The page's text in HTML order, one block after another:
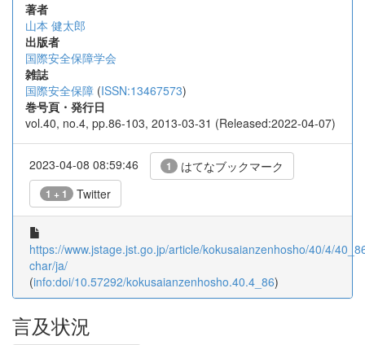
著者
山本 健太郎
出版者
国際安全保障学会
雑誌
国際安全保障 (ISSN:13467573)
巻号頁・発行日
vol.40, no.4, pp.86-103, 2013-03-31 (Released:2022-04-07)
2023-04-08 08:59:46 1 はてなブックマーク
1 + 1 Twitter
https://www.jstage.jst.go.jp/article/kokusaianzenhosho/40/4/
char/ja/
(info:doi/10.57292/kokusaianzenhosho.40.4_86)
言及状況